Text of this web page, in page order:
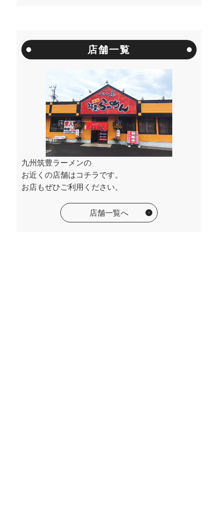
店舗一覧
九州筑豊ラーメンの
お近くの店舗はコチラです。
お店もぜひご利用ください。
店舗一覧へ